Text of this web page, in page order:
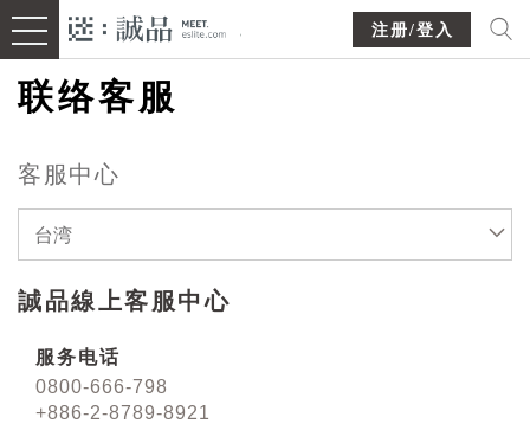
注册/登入
联络客服
客服中心
台湾
誠品線上客服中心
服务电话
0800-666-798
+886-2-8789-8921